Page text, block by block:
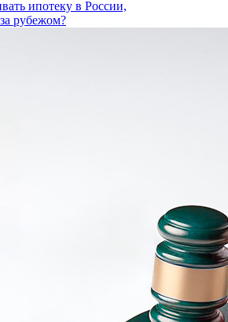
ипотеку в России,
рубежом?